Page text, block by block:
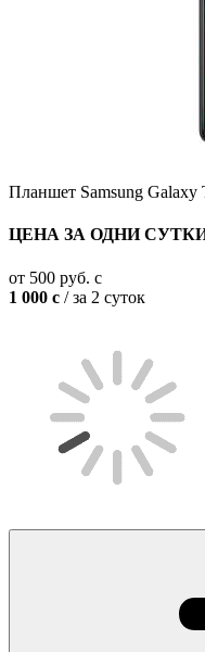
Планшет Samsung Galaxy
ЦЕНА ЗА ОДНИ
от 500 руб. c
1 000 c / за 2 суток